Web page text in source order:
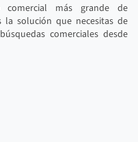
comercial más grande de
la solución que necesitas de
comerciales desde